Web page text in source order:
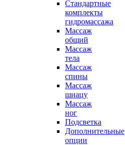
Стандартные
комплекты
гидромассажа
Массаж
общий
Массаж
тела
Массаж
спины
Массаж
шиацу
Массаж
ног
Подсветка
Дополнительные
опции